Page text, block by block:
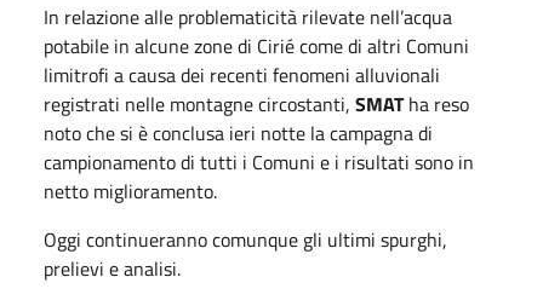
In relazione alle problematicità rilevate nell’acqua
potabile in alcune zone di Cirié come di altri Comuni
limitrofi a causa dei recenti fenomeni alluvionali
registrati nelle montagne circostanti, SMATha reso
noto che si è conclusa ieri notte la campagna di
campionamento di tutti i Comuni e i risultati sono in
netto miglioramento.
Oggi continueranno comunque gli ultimi spurghi,
prelievi e analisi.